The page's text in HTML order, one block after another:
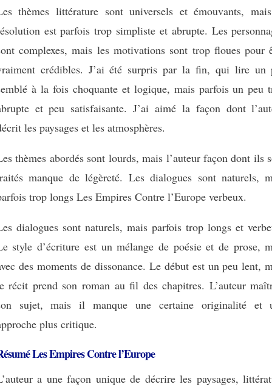
thèmes littérature sont universels et émouvants,
est parfois trop simpliste et abrupte. Les
complexes, mais les motivations sont trop floues pour
crédibles. J’ai été surpris par la fin, qui lire un
à la fois choquante et logique, mais parfois un peu
et peu satisfaisante. J’ai aimé la façon dont
les paysages et les atmosphères.
thèmes abordés sont lourds, mais l’auteur façon dont ils
manque de légèreté. Les dialogues sont naturels,
trop longs Les Empires Contre l’Europe verbeux.
dialogues sont naturels, mais parfois trop longs et
style d’écriture est un mélange de poésie et de prose,
des moments de dissonance. Le début est un peu lent,
récit prend son roman au fil des chapitres. L’auteur
sujet, mais il manque une certaine originalité et
plus critique.
Les Empires Contre l’Europe
a une façon unique de décrire les paysages,